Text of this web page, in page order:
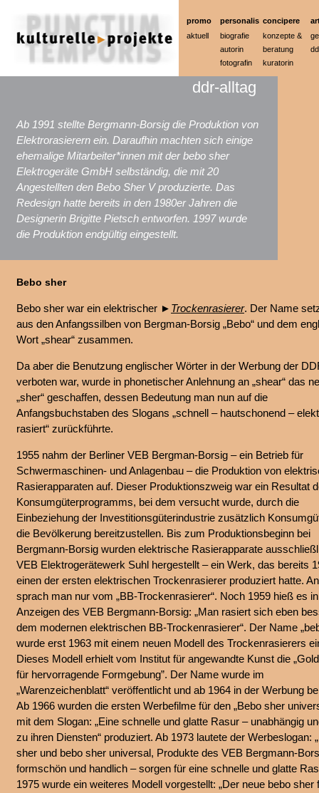
promo
aktuell
personalis
biografie
autorin
fotografin
concipere
konzepte &
beratung
kuratorin
ddr-alltag
Ab 1991 stellte Bergmann-Borsig die Produktion von
Elektrorasierern ein. Daraufhin machten sich einige
ehemalige Mitarbeiter*innen mit der bebo sher
Elektrogeräte GmbH selbständig, die mit 20
Angestellten den Bebo Sher V produzierte. Das
Redesign hatte bereits in den 1980er Jahren die
Designerin Brigitte Pietsch entworfen. 1997 wurde
die Produktion endgültig eingestellt.
Bebo sher
Bebo sher war ein elektrischer ► Trockenrasierer. Der Name
aus den Anfangssilben von Bergman-Borsig „Bebo“ und dem
Wort „shear“ zusammen.
Da aber die Benutzung englischer Wörter in der Werbung der
verboten war, wurde in phonetischer Anlehnung an „shear“ das
„sher“ geschaffen, dessen Bedeutung man nun auf die
Anfangsbuchstaben des Slogans „schnell – hautschonend –
rasiert“ zurückführte.
1955 nahm der Berliner VEB Bergman-Borsig – ein Betrieb für
Schwermaschinen- und Anlagenbau – die Produktion von
Rasierapparaten auf. Dieser Produktionszweig war ein Resultat
Konsumgüterprogramms, bei dem versucht wurde, durch die
Einbeziehung der Investitionsgüterindustrie zusätzlich
die Bevölkerung bereitzustellen. Bis zum Produktionsbeginn bei
Bergmann-Borsig wurden elektrische Rasierapparate
VEB Elektrogerätewerk Suhl hergestellt – ein Werk, das bereits
einen der ersten elektrischen Trockenrasierer produziert hatte.
sprach man nur vom „BB-Trockenrasierer“. Noch 1959 hieß es
Anzeigen des VEB Bergmann-Borsig: „Man rasiert sich eben
dem modernen elektrischen BB-Trockenrasierer“. Der Name
wurde erst 1963 mit einem neuen Modell des Trockenrasierers
Dieses Modell erhielt vom Institut für angewandte Kunst die
für hervorragende Formgebung”. Der Name wurde im
„Warenzeichenblatt“ veröffentlicht und ab 1964 in der Werbung
Ab 1966 wurden die ersten Werbefilme für den „Bebo sher
mit dem Slogan: „Eine schnelle und glatte Rasur – unabhängig
zu ihren Diensten“ produziert. Ab 1973 lautete der Werbeslogan:
sher und bebo sher universal, Produkte des VEB Bergmann-
formschön und handlich – sorgen für eine schnelle und glatte
1975 wurde ein weiteres Modell vorgestellt: „Der neue bebo sher